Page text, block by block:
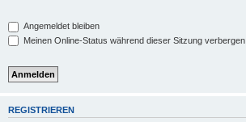
Angemeldet bleiben
Meinen Online-Status während dieser Sitzung verbergen
REGISTRIEREN